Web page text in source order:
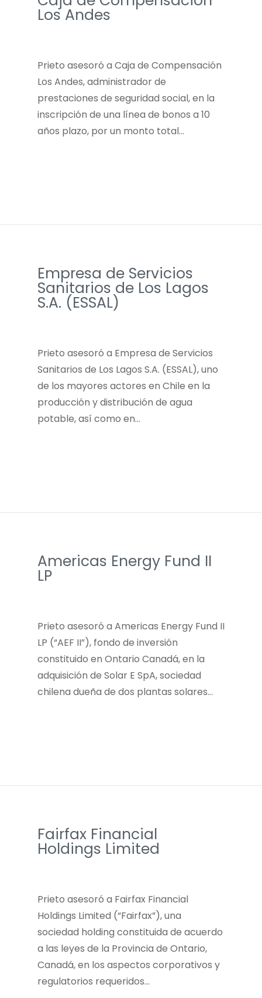
Los Andes
Prieto asesoró a Caja de Compensación
Los Andes, administrador de
prestaciones de seguridad social, en la
inscripción de una línea de bonos a 10
años plazo, por un monto total…
Empresa de Servicios
Sanitarios de Los Lagos
S.A. (ESSAL)
Prieto asesoró a Empresa de Servicios
Sanitarios de Los Lagos S.A. (ESSAL), uno
de los mayores actores en Chile en la
producción y distribución de agua
potable, así como en…
Americas Energy Fund II
LP
Prieto asesoró a Americas Energy Fund II
LP (“AEF II”), fondo de inversión
constituido en Ontario Canadá, en la
adquisición de Solar E SpA, sociedad
chilena dueña de dos plantas solares…
Fairfax Financial
Holdings Limited
Prieto asesoró a Fairfax Financial
Holdings Limited (“Fairfax”), una
sociedad holding constituida de acuerdo
a las leyes de la Provincia de Ontario,
Canadá, en los aspectos corporativos y
regulatorios requeridos…